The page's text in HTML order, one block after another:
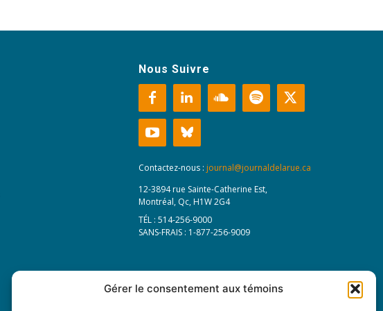
Gérer le consentement aux témoins
Nous Suivre
Contactez-nous : journal@journaldelarue.ca
12-3894 rue Sainte-Catherine Est,
Montréal, Qc, H1W 2G4
TÉL : 514-256-9000
SANS-FRAIS : 1-877-256-9009